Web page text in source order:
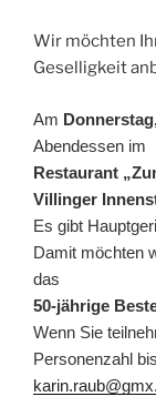
Wir möchten
Geselligkeit
Am
Abendessen im
Restaurant
Villinger
Es gibt
Damit möchten
das
50-jährige
Wenn Sie
Personenzahl